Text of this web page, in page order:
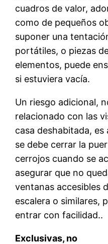
cuadros de valor,
como de pequeños
suponer una
portátiles, o piezas
elementos, puede
si estuviera vacía.
Un riesgo adicional,
relacionado con las
casa deshabitada,
se debe cerrar la
cerrojos cuando se
asegurar que no
ventanas accesibles
escalera o similares,
entrar con facilidad..
Exclusivas, no